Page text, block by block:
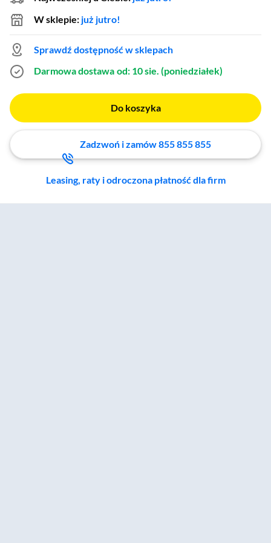
W sklepie: już jutro!
Sprawdź dostępność w sklepach
Darmowa dostawa od: 10 sie. (poniedziałek)
Do koszyka
Zadzwoń i zamów 855 855 855
Leasing, raty i odroczona płatność dla firm